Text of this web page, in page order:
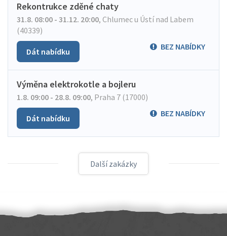
Rekontrukce zděné chaty
31.8. 08:00 - 31.12. 20:00, Chlumec u Ústí nad Labem
(40339)
BEZ NABÍDKY
Dát nabídku
Výměna elektrokotle a bojleru
1.8. 09:00 - 28.8. 09:00, Praha 7 (17000)
BEZ NABÍDKY
Dát nabídku
Další zakázky